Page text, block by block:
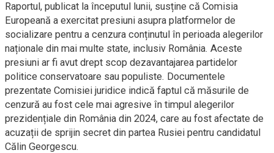
Raportul, publicat la începutul lunii, susține că Comisia
Europeană a exercitat presiuni asupra platformelor de
socializare pentru a cenzura conținutul în perioada alegerilor
naționale din mai multe state, inclusiv România. Aceste
presiuni ar fi avut drept scop dezavantajarea partidelor
politice conservatoare sau populiste. Documentele
prezentate Comisiei juridice indică faptul că măsurile de
cenzură au fost cele mai agresive în timpul alegerilor
prezidențiale din România din 2024, care au fost afectate de
acuzații de sprijin secret din partea Rusiei pentru candidatul
Călin Georgescu.